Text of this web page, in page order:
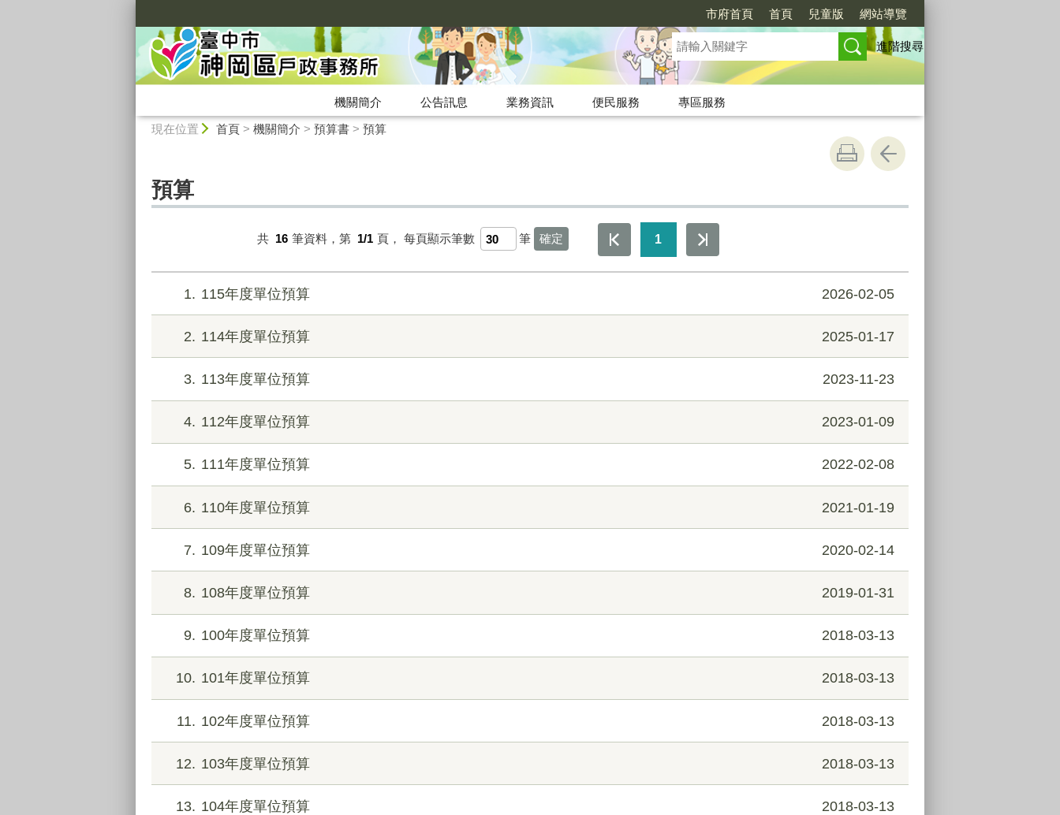
市府首頁 首頁 兒童版 網站導覽
進階搜尋
機關簡介 公告訊息 業務資訊 便民服務
專區服務
現在位置 首頁> 機關簡介 > 預算書> 預算
預算
共 16 筆資料，第 1/1 頁， 每頁顯示筆數 筆 1
1 115年度單位預算 2026-02-05
2 114年度單位預算 2025-01-17
3 113年度單位預算 2023-11-23
4 112年度單位預算 2023-01-09
5 111年度單位預算 2022-02-08
6 110年度單位預算 2021-01-19
7 109年度單位預算 2020-02-14
8 108年度單位預算 2019-01-31
9 100年度單位預算 2018-03-13
10 101年度單位預算 2018-03-13
11 102年度單位預算 2018-03-13
12 103年度單位預算 2018-03-13
13 104年度單位預算 2018-03-13